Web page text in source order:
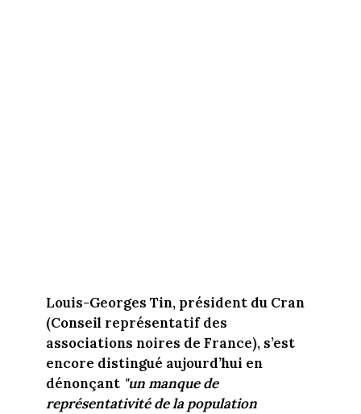
Louis-Georges Tin, président du Cran
(Conseil représentatif des
associations noires de France), s’est
encore distingué aujourd’hui en
dénonçant "un manque de
représentativité de la population